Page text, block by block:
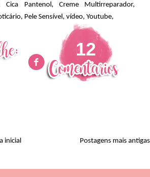
Cica Pantenol , Creme Multirreparador,
, Pele Sensível , vídeo, Youtube,
12
Postagens mais antigas
inicial